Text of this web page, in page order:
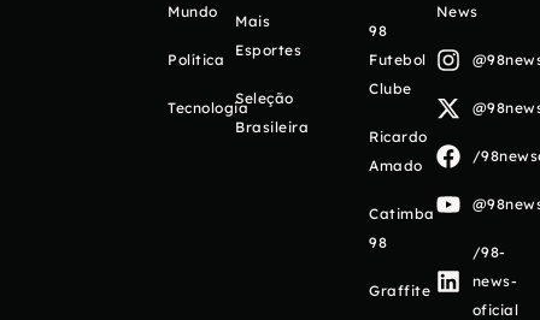
Mundo
Política
Tecnologia
Mais
Esportes
Seleção
Brasileira
98
Futebol
Clube
Ricardo
Amado
Catimba
98
Graffite
News
/
/98-
news-
oficial